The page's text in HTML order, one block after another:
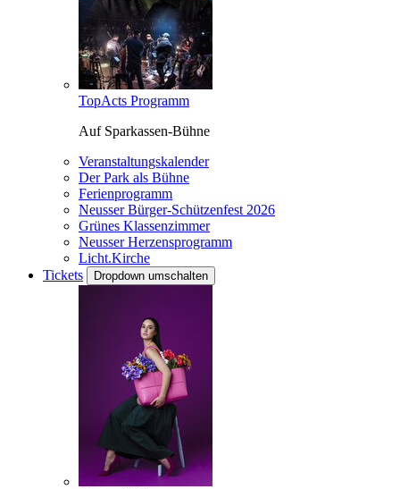
TopActs Programm
Auf Sparkassen-Bühne
Veranstaltungskalender
Der Park als Bühne
Ferienprogramm
Neusser Bürger-Schützenfest 2026
Grünes Klassenzimmer
Neusser Herzensprogramm
Licht.Kirche
Tickets
Dropdown umschalten